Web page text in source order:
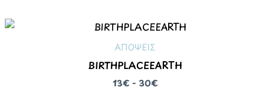
ΑΠΟΨΕΙΣ
BIRTHPLACEEARTH
13€ - 30€